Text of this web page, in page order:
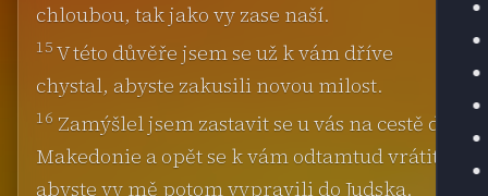
chloubou, tak jako vy zase naší.
15 V této důvěře jsem se už k vám dříve
chystal, abyste zakusili novou milost.
16 Zamýšlel jsem zastavit se u vás na cestě do
Makedonie a opět se k vám odtamtud vrátit,
abyste vy mě potom vypravili do Judska.